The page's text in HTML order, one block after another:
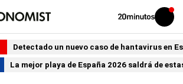
Volver
Iniciar
sesión
Detectado un nuevo caso de hantavirus en
La mejor playa de España 2026 saldrá de